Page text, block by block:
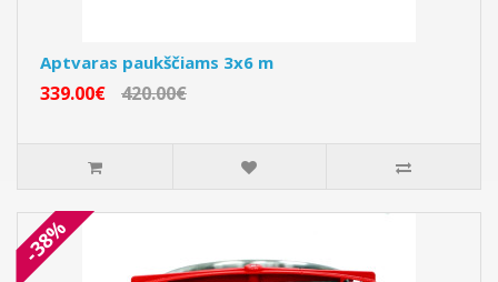
Aptvaras paukščiams 3x6 m
339.00€ 420.00€
-38%